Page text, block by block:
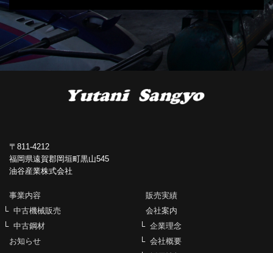
〒811-4212
福岡県遠賀郡岡垣町黒山545
油谷産業株式会社
事業内容
中古機械販売
中古鋼材
お知らせ
販売実績
会社案内
企業理念
会社概要